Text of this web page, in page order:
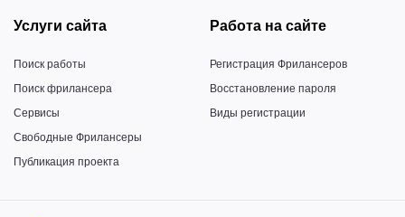
Услуги сайта
Поиск работы
Поиск фрилансера
Сервисы
Свободные Фрилансеры
Публикация проекта
Работа на сайте
Регистрация Фрилансеров
Восстановление пароля
Виды регистрации